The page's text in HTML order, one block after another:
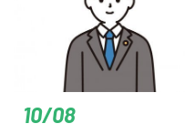
10/08